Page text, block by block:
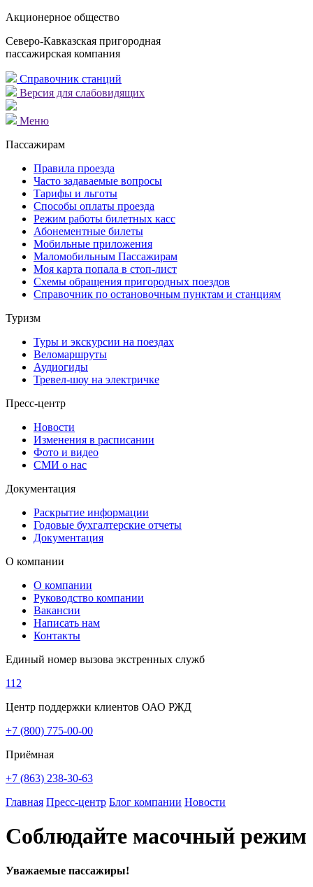
Акционерное общество
Северо-Кавказская пригородная
пассажирская компания
Справочник станций
Версия для слабовидящих
Меню
Пассажирам
Правила проезда
Часто задаваемые вопросы
Тарифы и льготы
Способы оплаты проезда
Режим работы билетных касс
Абонементные билеты
Мобильные приложения
Маломобильным Пассажирам
Моя карта попала в стоп-лист
Cхемы обращения пригородных поездов
Справочник по остановочным пунктам и станциям
Туризм
Туры и экскурсии на поездах
Веломаршруты
Аудиогиды
Тревел-шоу на электричке
Пресс-центр
Новости
Изменения в расписании
Фото и видео
СМИ о нас
Документация
Раскрытие информации
Годовые бухгалтерские отчеты
Документация
О компании
О компании
Руководство компании
Вакансии
Написать нам
Контакты
Единый номер вызова экстренных служб
112
Центр поддержки клиентов ОАО РЖД
+7 (800) 775-00-00
Приёмная
+7 (863) 238-30-63
Главная Пресс-центр Блог компании Новости
Соблюдайте масочный режим
Уважаемые пассажиры!